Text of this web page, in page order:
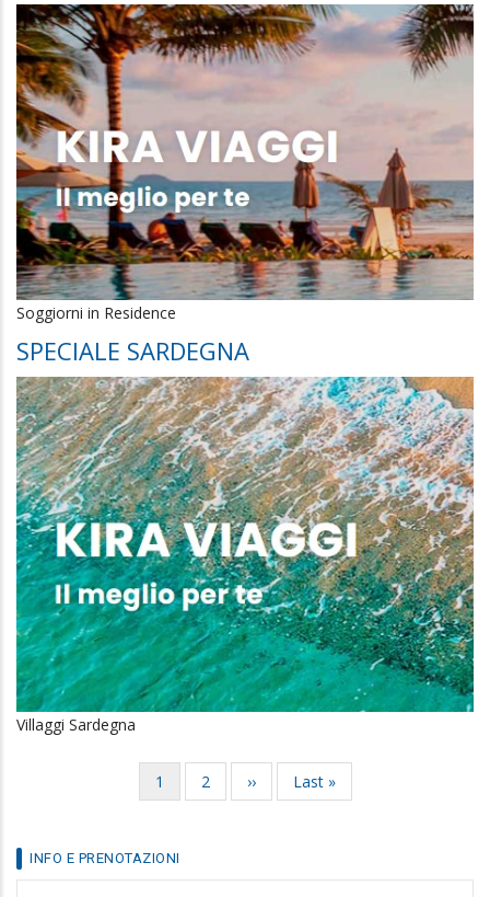
Soggiorni in Residence
SPECIALE SARDEGNA
Villaggi Sardegna
Current
page
1 Page
2
Next
page
››
Last
page
Last »
INFO E PRENOTAZIONI